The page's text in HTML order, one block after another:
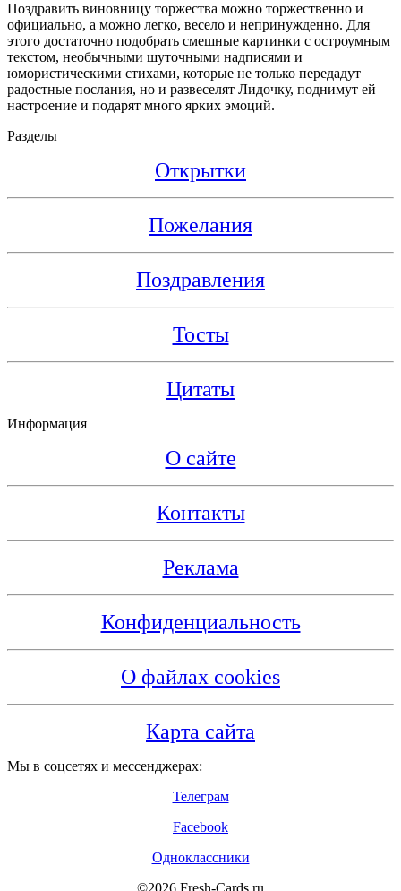
Поздравить виновницу торжества можно торжественно и
официально, а можно легко, весело и непринужденно. Для
этого достаточно подобрать смешные картинки с остроумным
текстом, необычными шуточными надписями и
юмористическими стихами, которые не только передадут
радостные послания, но и развеселят Лидочку, поднимут ей
настроение и подарят много ярких эмоций.
Разделы
Открытки
Пожелания
Поздравления
Тосты
Цитаты
Информация
О сайте
Контакты
Реклама
Конфиденциальность
О файлах cookies
Карта сайта
Мы в соцсетях и мессенджерах:
Телеграм
Facebook
Одноклассники